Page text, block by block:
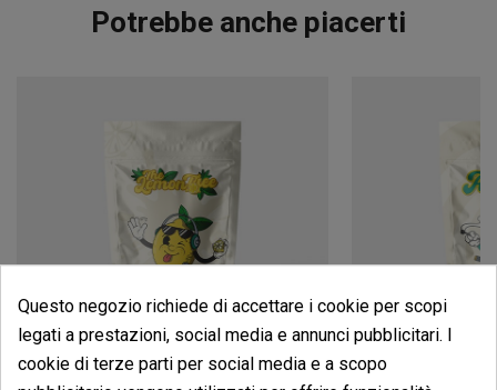
Potrebbe anche piacerti
Questo negozio richiede di accettare i cookie per scopi
legati a prestazioni, social media e annunci pubblicitari. I
cookie di terze parti per social media e a scopo